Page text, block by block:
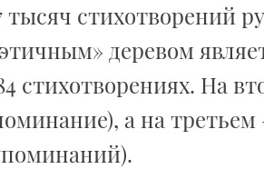
стихотворений
деревом
стихотворениях. На
а на третьем